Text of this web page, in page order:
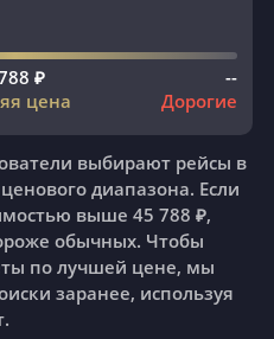
₽
цена
--
Дорогие
выбирают рейсы в
диапазона. Если
выше 45 788 ₽,
обычных. Чтобы
по лучшей цене, мы
заранее, используя